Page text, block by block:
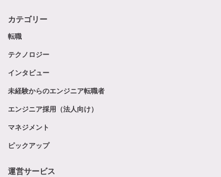
カテゴリー
転職
テクノロジー
インタビュー
未経験からのエンジニア転職者
エンジニア採用（法人向け）
マネジメント
ピックアップ
運営サービス